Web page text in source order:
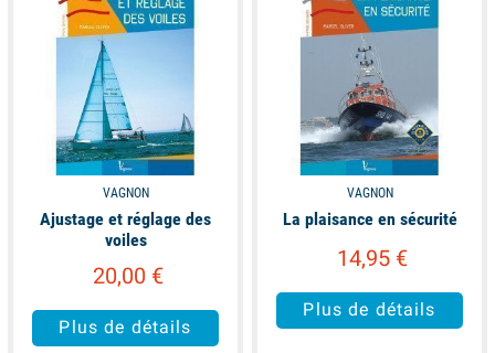
VAGNON
Ajustage et réglage des
voiles
20,00 €
Plus de détails
VAGNON
La plaisance en sécurité
14,95 €
Plus de détails